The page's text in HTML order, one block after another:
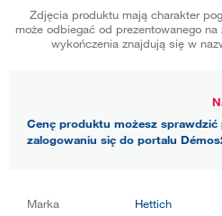
Zdjęcia produktu mają charakter
może odbiegać od prezentowanego
wykończenia znajdują się w
Cenę produktu możesz sprawdzić
zalogowaniu się do portalu
Marka
Hettich